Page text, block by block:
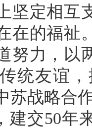
坚定相互
在的福祉
努力，以
统友谊
苏战略合
建交50年